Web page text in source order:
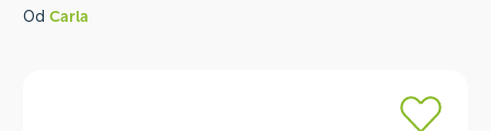
Od Carla